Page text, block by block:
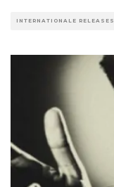
INTERNATIONALE RELEASES